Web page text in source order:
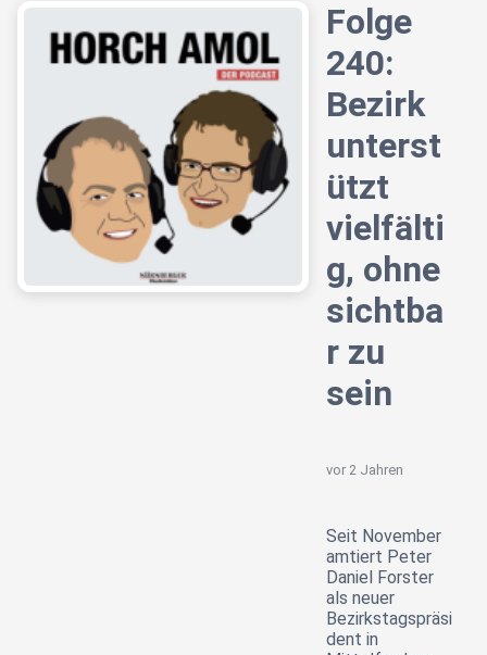
Folge
240:
Bezirk
unterst
ützt
vielfälti
g, ohne
sichtba
r zu
sein
vor 2 Jahren
Seit November
amtiert Peter
Daniel Forster
als neuer
Bezirkstagspräsi
dent in